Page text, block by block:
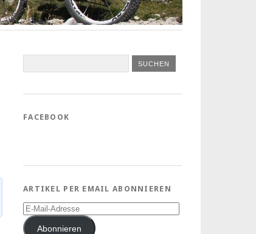
FACEBOOK
ARTIKEL PER EMAIL ABONNIEREN
E-
Mail-
AdresseAbonnieren